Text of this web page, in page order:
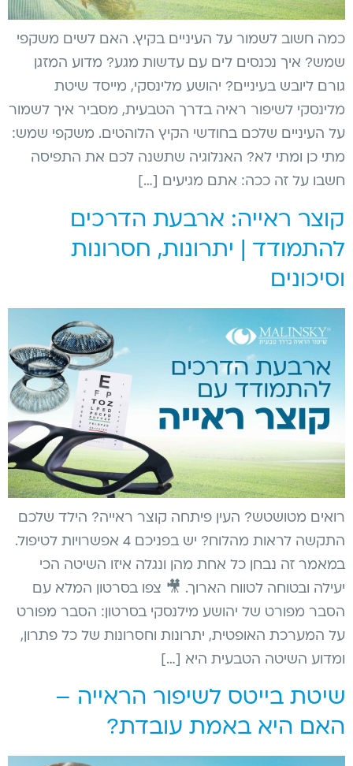
כמה חשוב לשמור על העיניים בקיץ. האם לשים משקפי
שמש? איך נכנסים לים עם עדשות מגע? מדוע המזגן
גורם ליובש בעיניים? יהושע מלינסקי, מייסד שיטת
מלינסקי לשיפור ראיה בדרך הטבעית, מסביר איך לשמור
על העיניים שלכם בחודשי הקיץ הלוהטים. משקפי שמש:
מתי כן ומתי לא? האנלוגיה שתשנה לכם את התפיסה
חשבו על זה ככה: אתם מגיעים […]
קוצר ראייה: ארבעת הדרכים
להתמודד | יתרונות, חסרונות
וסיכונים
רואים מטושטש? העין פיתחה קוצר ראייה? הילד שלכם
התקשה לראות מהלוח? יש בפניכם 4 אפשרויות לטיפול.
במאמר זה נבחן כל אחת מהן ונגלה איזו השיטה הכי
יעילה ובטוחה לטווח הארוך. 🎥 צפו בסרטון המלא עם
הסבר מפורט של יהושע מילנסקי בסרטון: הסבר מפורט
על המערכת האופטית, יתרונות וחסרונות של כל פתרון,
ומדוע השיטה הטבעית היא […]
שיטת בייטס לשיפור הראייה –
האם היא באמת עובדת?